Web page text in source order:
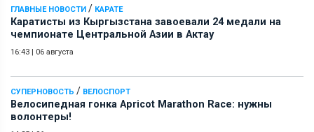
ГЛАВНЫЕ НОВОСТИ / КАРАТЕ
Каратисты из Кыргызстана завоевали 24 медали на
чемпионате Центральной Азии в Актау
16:43 06 августа
СУПЕРНОВОСТЬ / ВЕЛОСПОРТ
Велосипедная гонка Apricot Marathon Race: нужны
волонтеры!